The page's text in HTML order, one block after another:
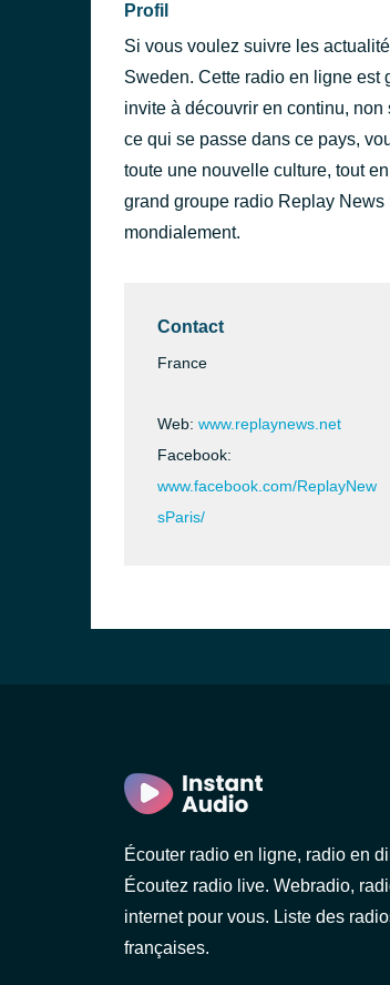
Profil
Si vous voulez suivre les
Sweden. Cette radio en ligne est
invite à découvrir en continu,
ce qui se passe dans ce pays,
toute une nouvelle culture, tout
grand groupe radio Replay
mondialement.
Contact
France
Web: www.replaynews.net
Facebook:
www.facebook.com/ReplayNew
sParis/
Écouter radio en ligne, radio en
Écoutez radio live. Webradio,
internet pour vous. Liste des
françaises.